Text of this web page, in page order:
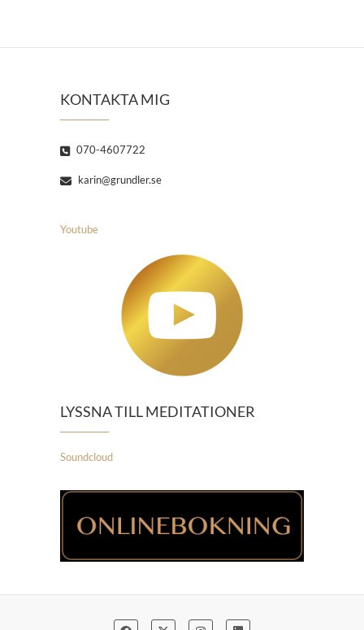
KONTAKTA MIG
070-4607722
karin@grundler.se
Youtube
LYSSNA TILL MEDITATIONER
Soundcloud